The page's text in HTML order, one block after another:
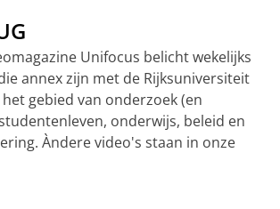
Unifocus belicht wekelijks
annex zijn met de Rijksuniversiteit
gebied van onderzoek (en
onderwijs, beleid en
Àndere video's staan in onze